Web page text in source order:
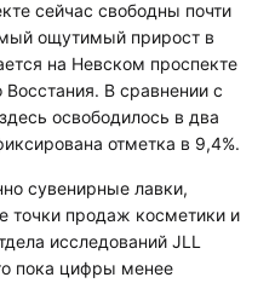
сейчас свободны почти
ощутимый прирост в
на Невском проспекте
В сравнении с
освободилось в два
отметка в 9,4%.
сувенирные лавки,
точки продаж косметики и
исследований JLL
пока цифры менее